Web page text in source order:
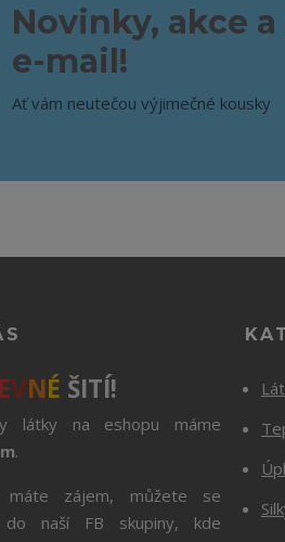
Novinky, akce a
e-mail!
Ať vám neutečou výjimečné kousky
EVNÉ ŠITÍ!
látky na eshopu máme
.
máte zájem, můžete se
naší FB skupiny, kde